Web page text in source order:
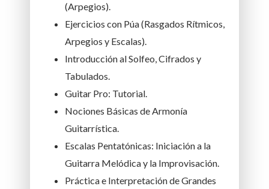
(Arpegios).
Ejercicios con Púa (Rasgados Rítmicos,
Arpegios y Escalas).
Introducción al Solfeo, Cifrados y
Tabulados.
Guitar Pro: Tutorial.
Nociones Básicas de Armonía
Guitarrística.
Escalas Pentatónicas: Iniciación a la
Guitarra Melódica y la Improvisación.
Práctica e Interpretación de Grandes